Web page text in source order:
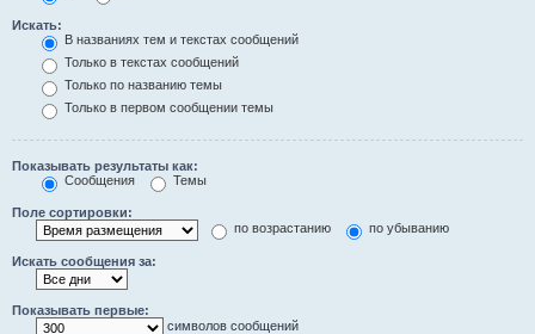
Искать:
В названиях тем и текстах сообщений
Только в текстах сообщений
Только по названию темы
Только в первом сообщении темы
Показывать результаты как:
Сообщения
Темы
Поле сортировки:
по возрастанию
по убыванию
Искать сообщения за:
Показывать первые:
символов сообщений